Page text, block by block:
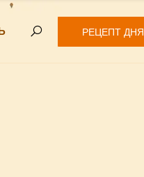
РЕЦЕПТ ДНЯ